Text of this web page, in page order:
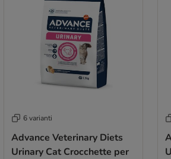
6 varianti
Advance Veterinary Diets
Urinary Cat Crocchette per